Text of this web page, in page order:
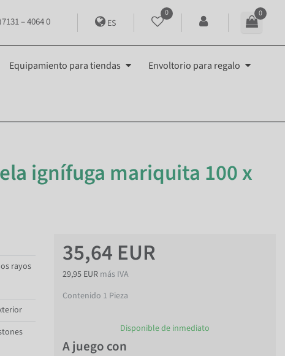
– 4064 0 ES
0 0
Equipamiento para tiendas Envoltorio para regalo
ignífuga mariquita 100 x
35,64 EUR
29,95 EUR más IVA
Contenido 1 Pieza
Disponible de inmediato
A juego con
rayos